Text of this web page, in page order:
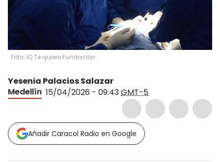
Foto: IQ Te quiere Fundación.
Yesenia Palacios Salazar
Medellín 15/04/2026 - 09:43GMT-5
Añadir Caracol Radio en Google